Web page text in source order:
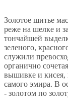
Золотое шитье
реже на шелке и
тончайшей
зеленого,
служили
органично
вышивке и кисея,
самого эмира. В
- золотом по